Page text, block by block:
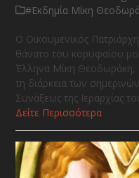
#Εκδημία Μίκη
Ο Οικουμενικός
θάνατο του κορυφαίου
Έλληνα Μίκη Θεοδωράκη,
τη διάρκεια των
Συνάξεως της Ιεραρχίας
Δείτε Περισσότερα